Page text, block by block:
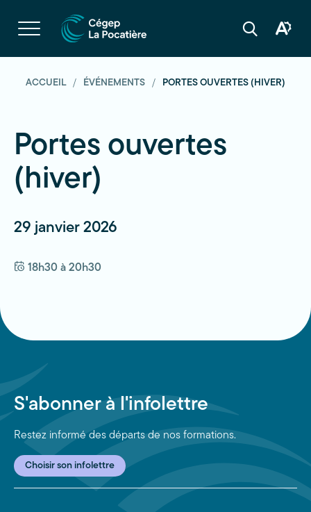
Ouvrir
la
navigation
Ouvrir
Ouvrir
ACCUEIL ÉVÉNEMENTS PORTES OUVERTES (HIVER)
Portes ouvertes
(hiver)
29 janvier 2026
18h30 à 20h30
S'abonner à l'infolettre
Restez informé des départs de nos formations.
Choisir son infolettre